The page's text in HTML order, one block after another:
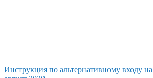
Инструкция по альтернативному входу